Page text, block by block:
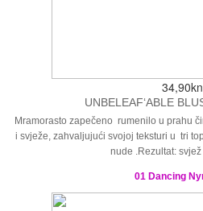
34,90kn
UNBELEAF‘ABLE
Mramorasto zapečeno rumenilo u prahu
i svježe, zahvaljujući svojoj teksturi u tri
nude .Rezultat:
01 Dancing